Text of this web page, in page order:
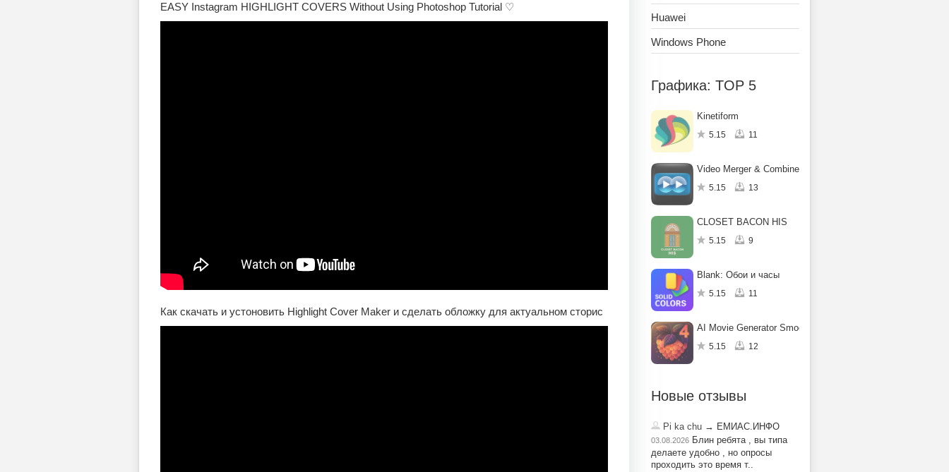
EASY Instagram HIGHLIGHT COVERS Without Using Photoshop Tutorial ♡
Как скачать и устоновить Highlight Cover Maker и сделать обложку для актуальном сторис
Huawei
Windows Phone
Графика: TOP 5
Kinetiform
5.15 11
Video Merger & Combiner :Sideo
5.15 13
CLOSET BACON HIS
5.15 9
Blank: Обои и часы
5.15 11
AI Movie Generator Smoothie AI
5.15 12
Новые отзывы
Pi ka chu → ЕМИАС.ИНФО
03.08.2026 Блин ребята , вы типа
делаете удобно , но опросы
проходить это время т..